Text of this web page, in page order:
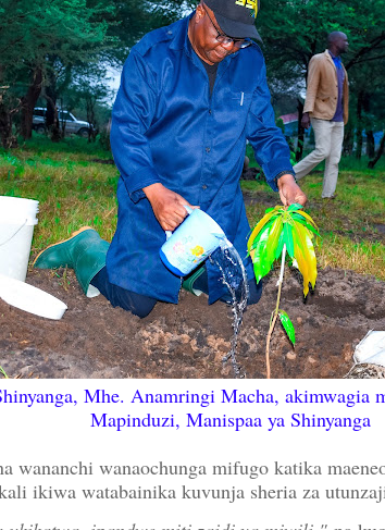
Mhe. Anamringi Macha, akimwagia
Mapinduzi, Manispaa ya Shinyanga
wananchi wanaochunga mifugo katika
ikiwa watabainika kuvunja sheria za